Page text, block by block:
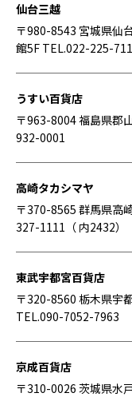
仙台三越
〒980-8543 宮城県仙
館5F TEL.022-225-
うすい百貨店
〒963-8004 福島県郡
932-0001
高崎タカシマヤ
〒370-8565 群馬県高
327-1111（ 内2432）
東武宇都宮百貨店
〒320-8560 栃木県宇
TEL.090-7052-7963
京成百貨店
〒310-0026 茨城県水